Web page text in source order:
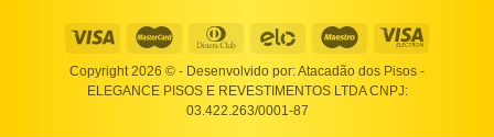
Copyright 2026 © - Desenvolvido por: Atacadão dos Pisos -
ELEGANCE PISOS E REVESTIMENTOS LTDA CNPJ:
03.422.263/0001-87